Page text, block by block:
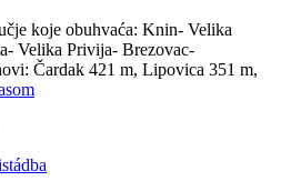
koje obuhvaća: Knin- Velika
Velika Privija- Brezovac-
Čardak 421 m, Lipovica 351 m,